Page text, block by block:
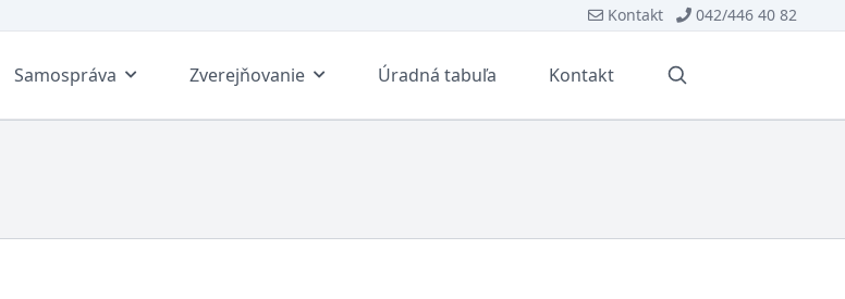
Kontakt 042/446 40 82
Samospráva Zverejňovanie Úradná tabuľa Kontakt Vyhľadávanie